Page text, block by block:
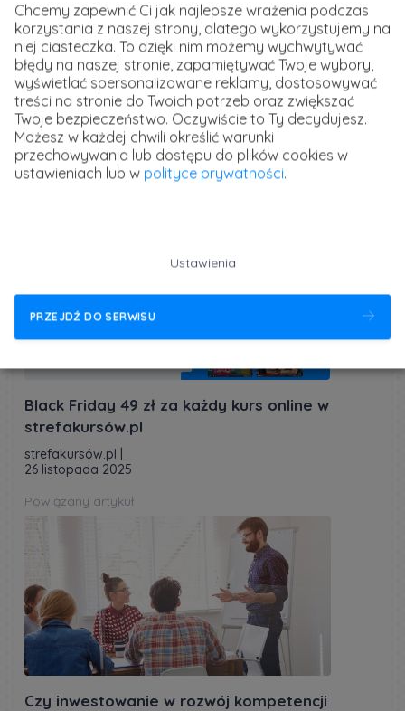
Opublikowane 29 października 2021 r. w kategorii:
Inne
strefakursów.pl
kursy i szkolenia online
Black Friday 49 zł za każdy kurs online w
strefakursów.pl
strefakursów.pl
26 listopada 2025
Powiązany artykuł
Czy inwestowanie w rozwój kompetencji
Chcemy zapewnić Ci jak najlepsze wrażenia podczas
korzystania z naszej strony, dlatego wykorzystujemy na
niej ciasteczka. To dzięki nim możemy wychwytywać
błędy na naszej stronie, zapamiętywać Twoje wybory,
wyświetlać spersonalizowane reklamy, dostosowywać
treści na stronie do Twoich potrzeb oraz zwiększać
Twoje bezpieczeństwo. Oczywiście to Ty decydujesz.
Możesz w każdej chwili określić warunki
przechowywania lub dostępu do plików cookies w
ustawieniach lub w polityce prywatności.
Ustawienia
PRZEJDŹ DO SERWISU